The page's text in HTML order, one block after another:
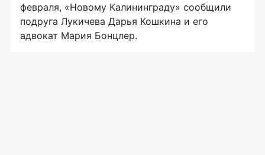
февраля, «Новому Калининграду» сообщили
подруга Лукичева Дарья Кошкина и его
адвокат Мария Бонцлер.